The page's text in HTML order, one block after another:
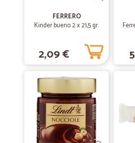
FERRERO
Kinder bueno 2 x 21,5 gr.
2,09 €